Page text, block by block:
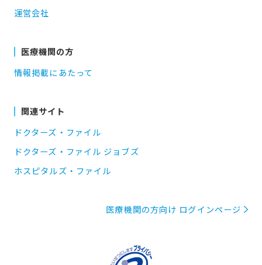
運営会社
医療機関の方
情報掲載にあたって
関連サイト
ドクターズ・ファイル
ドクターズ・ファイル ジョブズ
ホスピタルズ・ファイル
医療機関の方向け ログインページ